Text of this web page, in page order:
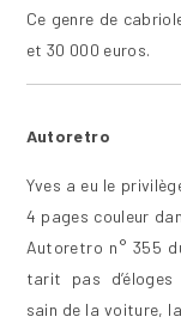
Ce genre de
et 30 000 euros.
Autoretro
Yves a eu le
4 pages couleur
Autoretro n° 355
tarit pas
sain de la voiture,